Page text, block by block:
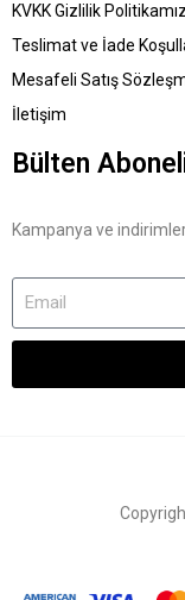
KVKK Gizlilik
Teslimat ve İade
Mesafeli Satış
İletişim
Bülten
Kampanya ve